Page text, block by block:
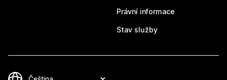
Právní informace
Stav služby